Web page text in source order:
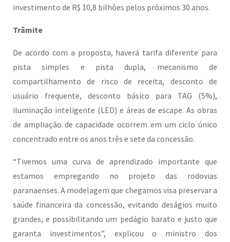
investimento de R$ 10,8 bilhões pelos próximos 30 anos.
Trâmite
De acordo com a proposta, haverá tarifa diferente para
pista simples e pista dupla, mecanismo de
compartilhamento de risco de receita, desconto de
usuário frequente, desconto básico para TAG (5%),
iluminação inteligente (LED) e áreas de escape. As obras
de ampliação de capacidade ocorrem em um ciclo único
concentrado entre os anos três e sete da concessão.
“Tivemos uma curva de aprendizado importante que
estamos empregando no projeto das rodovias
paranaenses. A modelagem que chegamos visa preservar a
saúde financeira da concessão, evitando deságios muito
grandes, e possibilitando um pedágio barato e justo que
garanta investimentos”, explicou o ministro dos